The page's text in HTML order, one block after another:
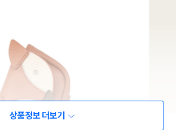
상품정보 더보기